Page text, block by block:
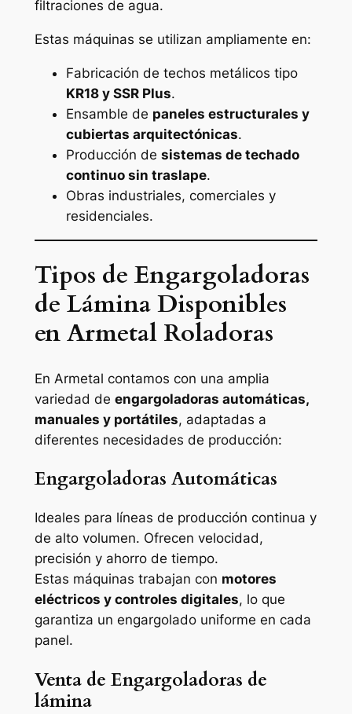
filtraciones de agua.
Estas máquinas se utilizan ampliamente en:
Fabricación de techos metálicos tipo
KR18 y SSR Plus.
Ensamble de paneles estructurales y
cubiertas arquitectónicas.
Producción de sistemas de techado
continuo sin traslape.
Obras industriales, comerciales y
residenciales.
Tipos de Engargoladoras
de Lámina Disponibles
en Armetal Roladoras
En Armetal contamos con una amplia
variedad de engargoladoras automáticas,
manuales y portátiles, adaptadas a
diferentes necesidades de producción:
Engargoladoras Automáticas
Ideales para líneas de producción continua y
de alto volumen. Ofrecen velocidad,
precisión y ahorro de tiempo.
Estas máquinas trabajan con motores
eléctricos y controles digitales, lo que
garantiza un engargolado uniforme en cada
panel.
Venta de Engargoladoras de
lámina